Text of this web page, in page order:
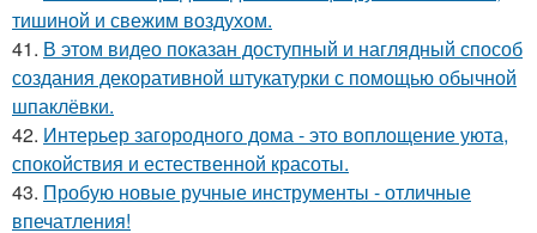
тишиной и свежим воздухом.
41. В этом видео показан доступный и наглядный способ
создания декоративной штукатурки с помощью обычной
шпаклёвки.
42. Интерьер загородного дома - это воплощение уюта,
спокойствия и естественной красоты.
43. Пробую новые ручные инструменты - отличные
впечатления!